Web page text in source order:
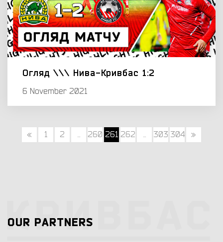
Огляд \\\ Нива-Кривбас 1:2
6 November 2021
« 1 2 ... 260 261 262 ... 303 304 »
OUR PARTNERS